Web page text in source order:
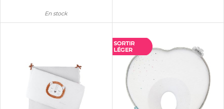
En stock